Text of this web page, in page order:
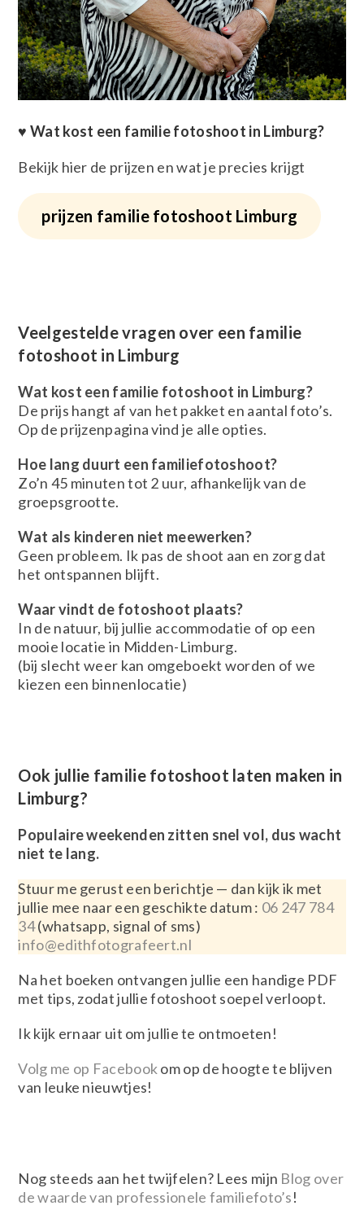
♥ Wat kost een familie fotoshoot in Limburg?
Bekijk hier de prijzen en wat je precies krijgt
prijzen familie fotoshoot Limburg
Veelgestelde vragen over een familie
fotoshoot in Limburg
Wat kost een familie fotoshoot in Limburg?
De prijs hangt af van het pakket en aantal foto’s.
Op de prijzenpagina vind je alle opties.
Hoe lang duurt een familiefotoshoot?
Zo’n 45 minuten tot 2 uur, afhankelijk van de
groepsgrootte.
Wat als kinderen niet meewerken?
Geen probleem. Ik pas de shoot aan en zorg dat
het ontspannen blijft.
Waar vindt de fotoshoot plaats?
In de natuur, bij jullie accommodatie of op een
mooie locatie in Midden-Limburg.
(bij slecht weer kan omgeboekt worden of we
kiezen een binnenlocatie)
Ook jullie familie fotoshoot laten maken in
Limburg?
Populaire weekenden zitten snel vol, dus wacht
niet te lang.
Stuur me gerust een berichtje — dan kijk ik met
jullie mee naar een geschikte datum : 06 247 784
34(whatsapp, signal of sms)
info@edithfotografeert.nl
Na het boeken ontvangen jullie een handige PDF
met tips, zodat jullie fotoshoot soepel verloopt.
Ik kijk ernaar uit om jullie te ontmoeten!
Volg me op Facebookom op de hoogte te blijven
van leuke nieuwtjes!
Nog steeds aan het twijfelen? Lees mijn Blog over
de waarde van professionele familiefoto’s!